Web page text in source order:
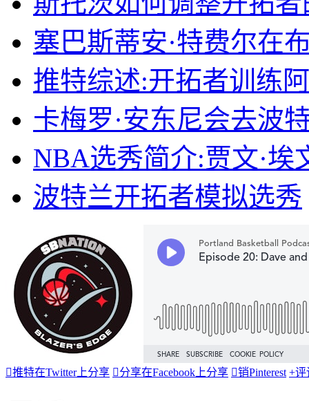
塞巴斯蒂安·特费尔在
推特综述:开拓者训练
卡梅罗·安东尼会去波
NBA选秀简介:贾文·埃
波特兰开拓者模拟选秀
推特在Twitter上分享 分享在Facebook上分享 销Pinterest +评